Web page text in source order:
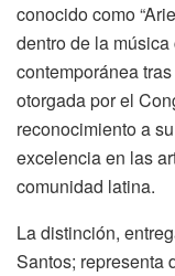
conocido como
dentro de la
contemporánea
otorgada por el
reconocimiento a
excelencia en las
comunidad latina.
La distinción,
Santos; representa